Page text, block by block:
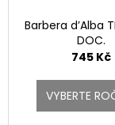
Barbera d’Alba
DOC.
745 Kč
VYBERTE